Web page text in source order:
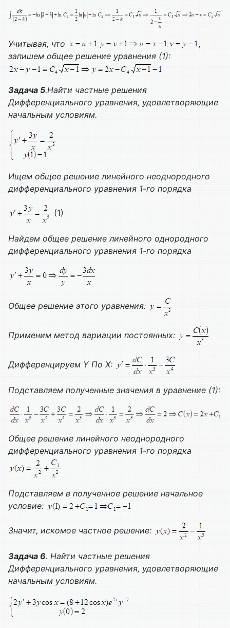
Учитывая, что
,
запишем общее решение уравнения (1):
Задача 5.Найти частные решения
Дифференциального уравнения, удовлетворяющие
начальным условиям.
Ищем общее решение линейного неоднородного
дифференциального уравнения 1-го порядка
(1)
Найдем общее решение линейного однородного
дифференциального уравнения 1-го порядка
Общее решение этого уравнения:
Применим метод вариации постоянных:
Дифференцируем Y По X:
Подставляем полученные значения в уравнение (1):
Общее решение линейного неоднородного
дифференциального уравнения 1-го порядка
Подставляем в полученное решение начальное
условие:
Значит, искомое частное решение:
Задача 6. Найти частные решения
Дифференциального уравнения, удовлетворяющие
начальным условиям.